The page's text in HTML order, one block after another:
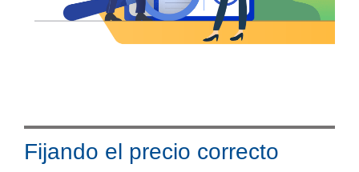
Fijando el precio correcto